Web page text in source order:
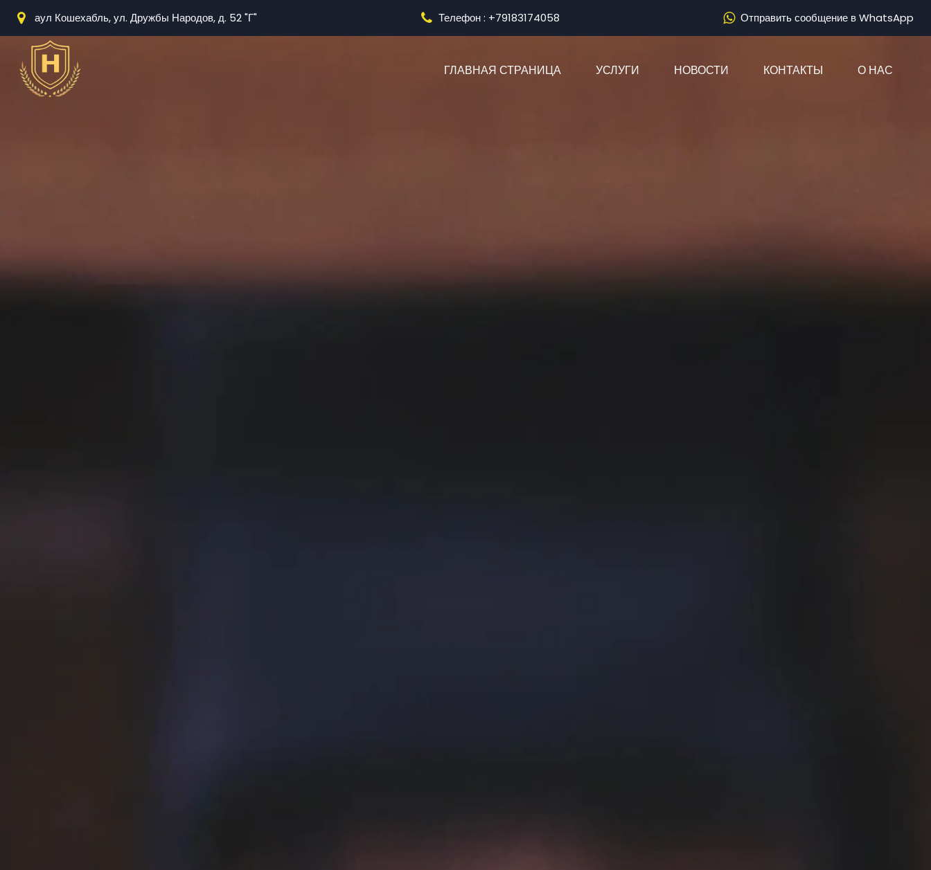
аул Кошехабль, ул. Дружбы Народов, д. 52 "Г" Телефон : +79183174058 Отправить сообщение в WhatsApp
ГЛАВНАЯ СТРАНИЦА(CURRENT)
УСЛУГИ НОВОСТИ КОНТАКТЫ О НАС